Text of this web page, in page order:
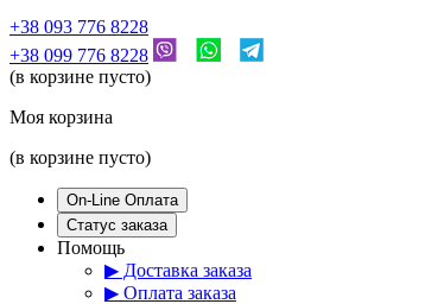
+38 093 776 8228
+38 099 776 8228
(в корзине пусто)
Моя корзина
(в корзине пусто)
On-Line Оплата
Статус заказа
Помощь
▶ Доставка заказа
▶ Оплата заказа